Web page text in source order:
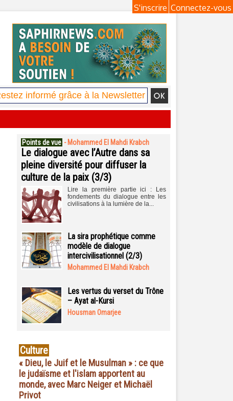
Connectez-vous
S'inscrire
Points de vue - Mohammed El Mahdi Krabch
Le dialogue avec l’Autre dans sa
pleine diversité pour diffuser la
culture de la paix (3/3)
Lire la première partie ici : Les
fondements du dialogue entre les
civilisations à la lumière de la...
La sira prophétique comme
modèle de dialogue
intercivilisationnel (2/3)
Mohammed El Mahdi Krabch
Les vertus du verset du Trône
– Ayat al-Kursi
Housman Omarjee
Culture
« Dieu, le Juif et le Musulman » : ce que
le judaïsme et l'islam apportent au
monde, avec Marc Neiger et Michaël
Privot